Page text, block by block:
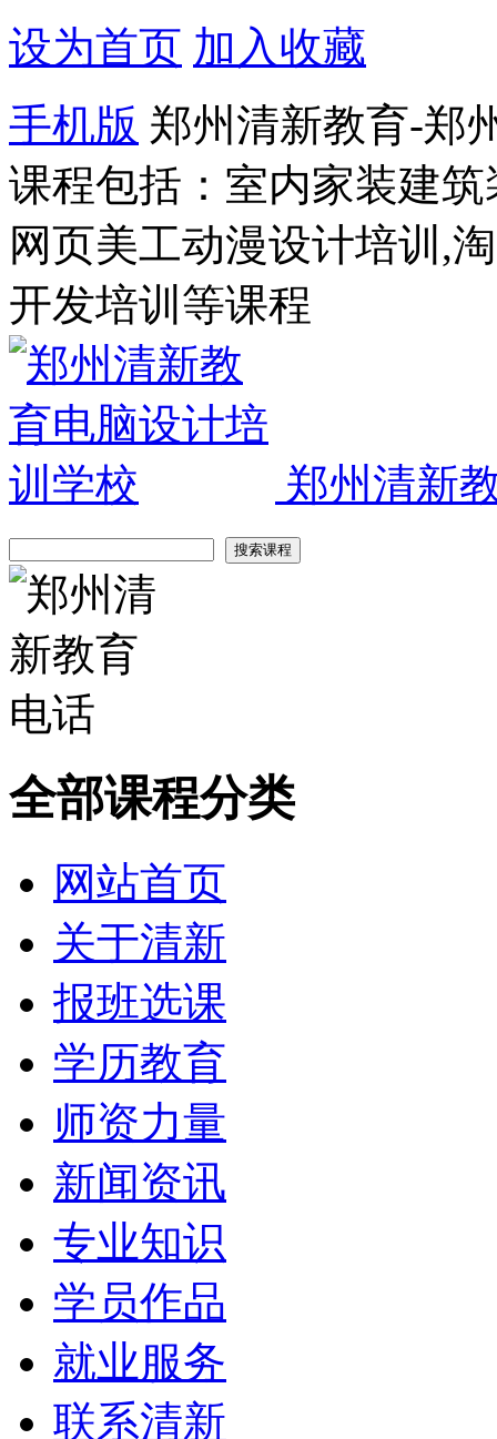
设为首页 加入收藏
手机版 郑州清新教育-郑
课程包括：室内家装建
网页美工动漫设计培训,
开发培训等课程
郑州清新
全部课程分类
网站首页
关于清新
报班选课
学历教育
师资力量
新闻资讯
专业知识
学员作品
就业服务
联系清新